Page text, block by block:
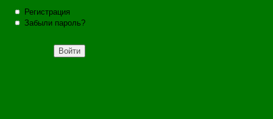
Регистрация
Забыли пароль?